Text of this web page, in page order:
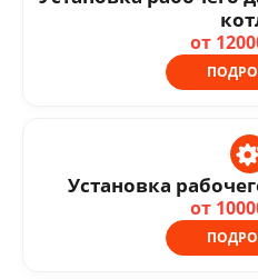
от
Установка
от